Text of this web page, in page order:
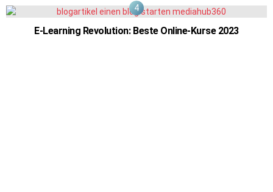
E-Learning Revolution: Beste Online-Kurse 2023